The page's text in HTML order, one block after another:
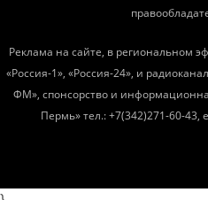
Реклама на сайте, в региональном
«Россия-1», «Россия-24», и
ФМ», спонсорство и
Пермь» тел.: +7(342)271-60-43,